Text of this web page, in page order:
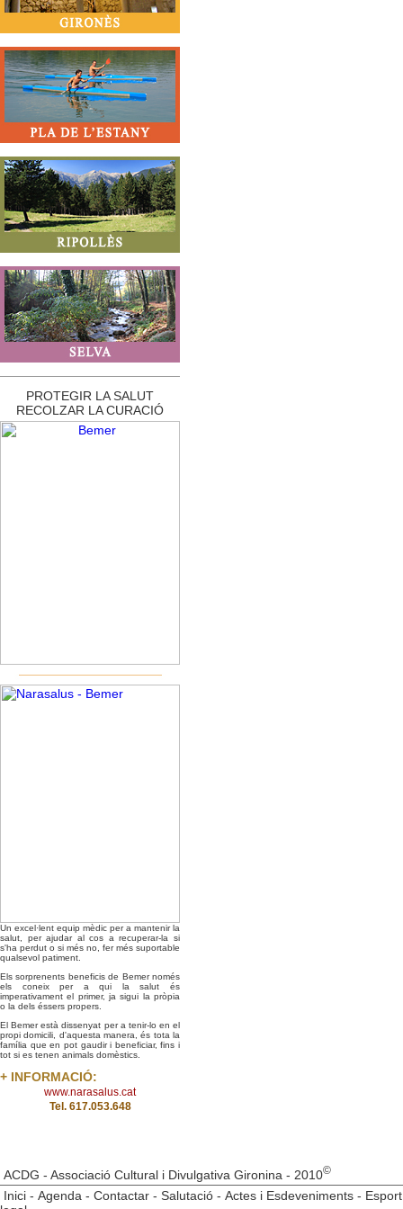
PROTEGIR LA SALUT
RECOLZAR LA CURACIÓ
Un excel·lent equip mèdic per a mantenir la
salut, per ajudar al cos a recuperar-la si
s'ha perdut o si més no, fer més suportable
qualsevol patiment.
Els sorprenents beneficis de Bemer només
els coneix per a qui la salut és
imperativament el primer, ja sigui la pròpia
o la dels éssers propers.
El Bemer està dissenyat per a tenir-lo en el
propi domicili, d'aquesta manera, és tota la
família que en pot gaudir i beneficiar, fins i
tot si es tenen animals domèstics.
+ INFORMACIÓ:
www.narasalus.cat
Tel. 617.053.648
ACDG - Associació Cultural i Divulgativa Gironina - 2010©
Inici - Agenda - Contactar - Salutació - Actes i Esdeveniments -